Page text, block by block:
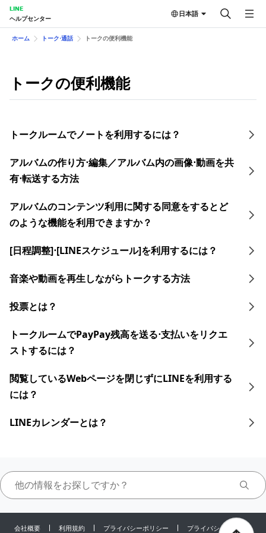
LINE
ヘルプセンター
日本語
ホーム トーク⋅通話 トークの便 利機能
トークの便 利機能
トークルームでノートを利用するには？
アルバムの作り方⋅編集／アルバム内の画像⋅動画を共
有⋅転送する方法
アルバムのコンテンツ利用に関する同意をするとど
のような機能を利用できますか？
[日程調整]⋅[LINEスケジュール]を利用するには？
音楽や動画を再生しながらトークする 方法
投票とは？
トークルームでPayPay残高を送る⋅支払いをリクエ
ストするには？
閲覧しているWebページを閉じずにLINEを利用する
には？
LINEカレンダーとは？
会社概要 利用規約 プライバシーポリシー プライバシーセンター